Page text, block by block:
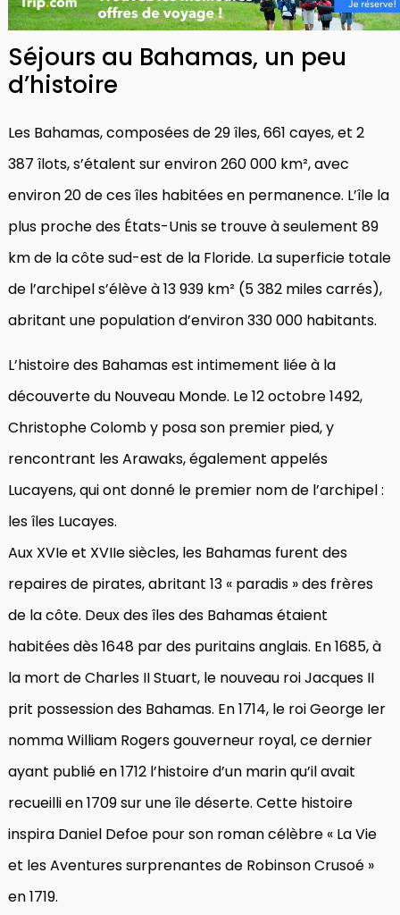
Séjours au Bahamas, un peu
d’histoire
Les Bahamas, composées de 29 îles, 661 cayes, et 2
387 îlots, s’étalent sur environ 260 000 km², avec
environ 20 de ces îles habitées en permanence. L’île la
plus proche des États-Unis se trouve à seulement 89
km de la côte sud-est de la Floride. La superficie totale
de l’archipel s’élève à 13 939 km² (5 382 miles carrés),
abritant une population d’environ 330 000 habitants.
L’histoire des Bahamas est intimement liée à la
découverte du Nouveau Monde. Le 12 octobre 1492,
Christophe Colomb y posa son premier pied, y
rencontrant les Arawaks, également appelés
Lucayens, qui ont donné le premier nom de l’archipel :
les îles Lucayes.
Aux XVIe et XVIIe siècles, les Bahamas furent des
repaires de pirates, abritant 13 « paradis » des frères
de la côte. Deux des îles des Bahamas étaient
habitées dès 1648 par des puritains anglais. En 1685, à
la mort de Charles II Stuart, le nouveau roi Jacques II
prit possession des Bahamas. En 1714, le roi George Ier
nomma William Rogers gouverneur royal, ce dernier
ayant publié en 1712 l’histoire d’un marin qu’il avait
recueilli en 1709 sur une île déserte. Cette histoire
inspira Daniel Defoe pour son roman célèbre « La Vie
et les Aventures surprenantes de Robinson Crusoé »
en 1719.